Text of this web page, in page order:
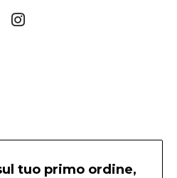
tuo primo ordine,